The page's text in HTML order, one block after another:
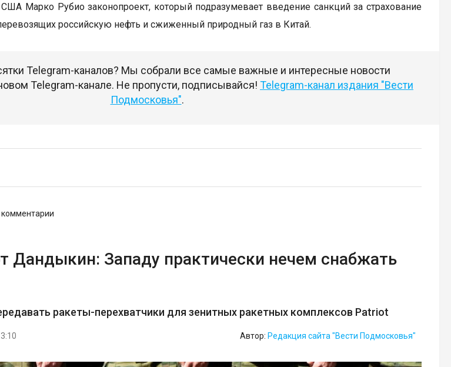
Марко Рубио законопроект, который подразумевает введение санкций за страхование
российскую нефть и сжиженный природный газ в Китай.
Telegram-каналов? Мы собрали все самые важные и интересные новости
Telegram-канале. Не пропусти, подписывайся! Telegram-канал издания "Вести
Подмосковья".
Дандыкин: Западу практически нечем снабжать
ракеты-перехватчики для зенитных ракетных комплексов Patriot
Автор: Редакция сайта "Вести Подмосковья"